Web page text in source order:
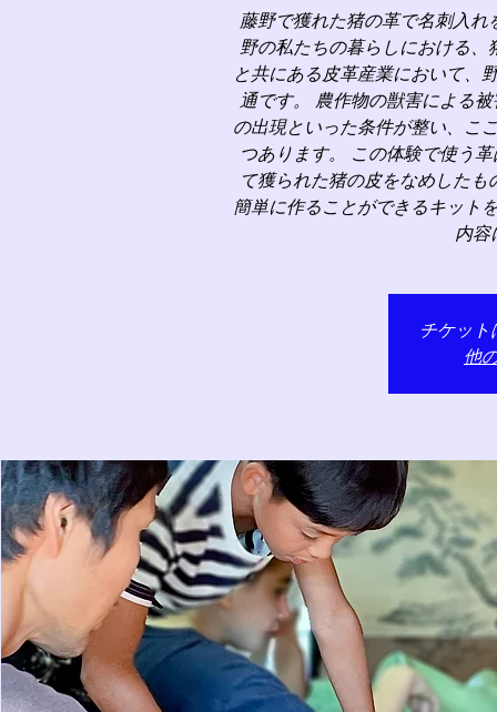
藤野で獲れた猪の革で名刺入
野の私たちの暮らしにおける
と共にある皮革産業において、
通です。 農作物の獣害による
の出現といった条件が整い、こ
つあります。 この体験で使う
て獲られた猪の皮をなめした
簡単に作ることができるキット
内容
チケット
他